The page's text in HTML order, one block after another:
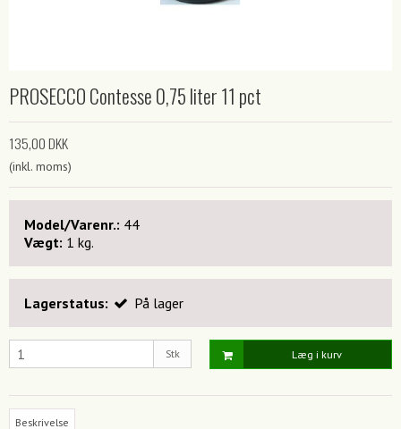
PROSECCO Contesse 0,75 liter 11 pct
135,00 DKK
(inkl. moms)
Model/Varenr.: 44
Vægt: 1 kg.
Lagerstatus: På lager
Stk Læg i kurv
Beskrivelse